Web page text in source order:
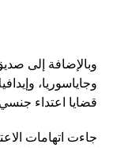
وبالإضافة إلى
وجاياسوريا،
قضايا اعتداء
جاءت اتهامات